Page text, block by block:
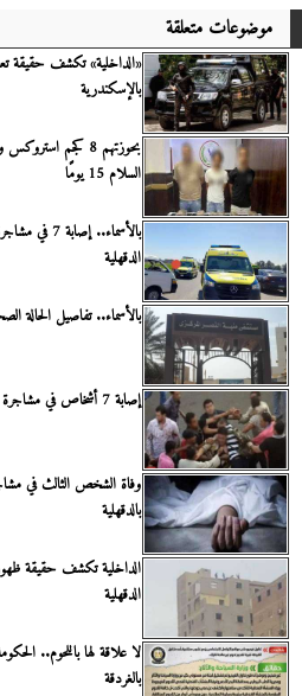
موضوعات متعلقة
«الداخلية» تكشف حقيقة
بالإسكندرية
السلام 15 يومًا
بالأسماء..
الدقهلية
بالأسماء.. تفاصيل الحالة
إصابة 7 أشخاص في مشاجرة بين عائلتين بسبب لعب الأطفال بالدقهلية
وفاة الشخص الثالث في
بالدقهلية
الداخلية تكشف حقيقة
الدقهلية
لا علاقة لها باللحوم..
بالغردقة